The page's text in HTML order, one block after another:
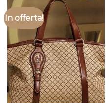
In offerta!